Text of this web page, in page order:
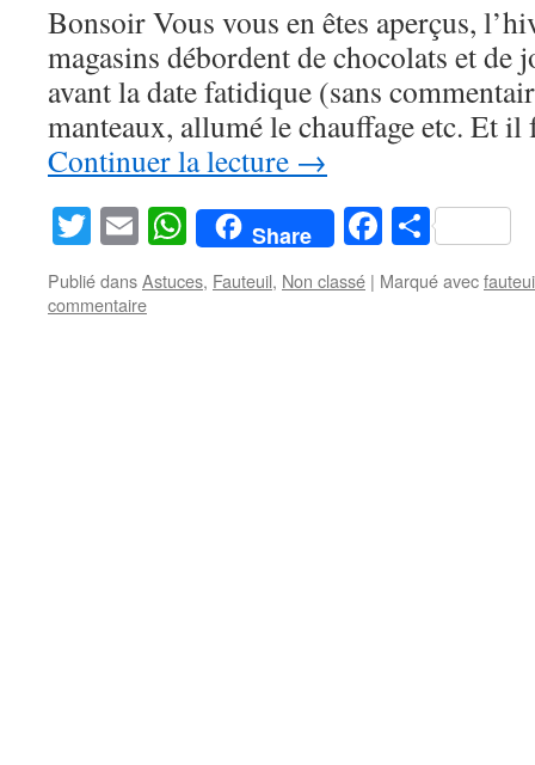
Bonsoir Vous vous en êtes aperçus,
magasins débordent de chocolats et de
avant la date fatidique (sans
manteaux, allumé le chauffage etc. Et
Continuer la lecture →
Twitter
EmailWhatsApp
Share Facebook
Publié dansAstuces, Fauteuil, Non classé | Marqué avec
commentaire